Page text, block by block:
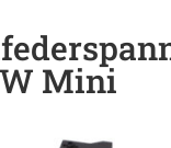
Mini